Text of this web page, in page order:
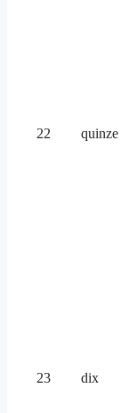
22 quinze
23 dix